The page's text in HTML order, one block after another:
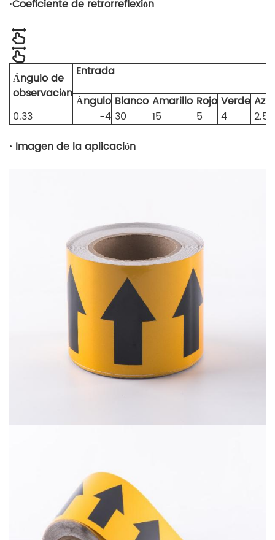
·Coeficiente de retrorreflexión
Ángulo de
observación
Entrada
Ángulo Blanco Amarillo Rojo Verde Azul
0.33
-4 30 15 5 4
2.5
· Imagen de la aplicación